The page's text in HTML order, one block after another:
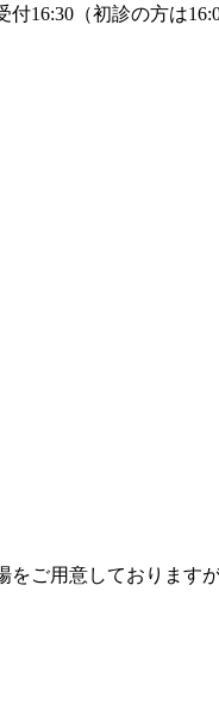
16:30（初診の方は
をご用意しております